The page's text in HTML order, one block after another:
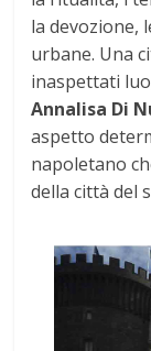
la devozione,
urba­ne. Una
inaspettati
Annalisa Di
aspetto
napoletano
della città del